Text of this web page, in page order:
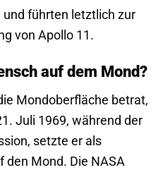
führten letztlich zur
von Apollo 11.
auf dem Mond?
Mondoberfläche betrat,
Juli 1969, während der
setzte er als
den Mond. Die NASA